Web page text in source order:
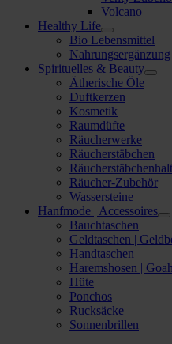
Volcano
Healthy Life
Bio Lebensmittel
Nahrungsergänzung
Spirituelles & Beauty
Ätherische Öle
Duftkerzen
Kosmetik
Raumdüfte
Räucherwerke
Räucherstäbchen
Räucher-Zubehör
Wassersteine
Hanfmode | Accessoires
Bauchtaschen
Geldtaschen |
Handtaschen
Haremshosen |
Hüte
Ponchos
Rucksäcke
Sonnenbrillen